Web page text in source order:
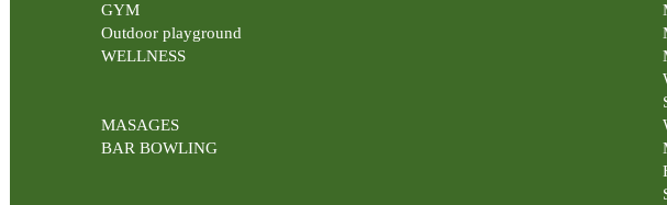
GYM
Outdoor playground
WELLNESS
MASAGES
BAR BOWLING